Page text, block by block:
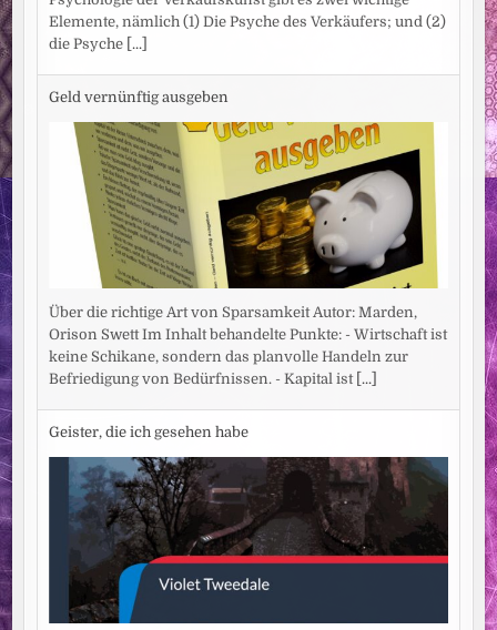
Elemente, nämlich (1) Die Psyche des Verkäufers; und (2)
die Psyche [...]
Geld vernünftig ausgeben
Über die richtige Art von Sparsamkeit Autor: Marden,
Orison Swett Im Inhalt behandelte Punkte: - Wirtschaft ist
keine Schikane, sondern das planvolle Handeln zur
Befriedigung von Bedürfnissen. - Kapital ist [...]
Geister, die ich gesehen habe